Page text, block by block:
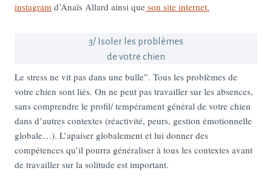
instagram d’Anaïs Allard ainsi que son site internet.
3/ Isoler les problèmes
de votre chien
Le stress ne vit pas dans une bulle”. Tous les problèmes de
votre chien sont liés. On ne peut pas travailler sur les absences,
sans comprendre le profil/ tempérament général de votre chien
dans d’autres contextes (réactivité, peurs, gestion émotionnelle
globale…). L’apaiser globalement et lui donner des
compétences qu’il pourra généraliser à tous les contextes avant
de travailler sur la solitude est important.